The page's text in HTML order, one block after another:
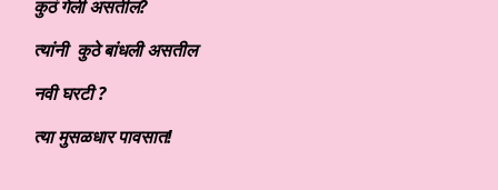
कुठं गेली असतील?
त्यांनी कुठे बांधली असतील
नवी घरटी ?
त्या मुसळधार पावसात!